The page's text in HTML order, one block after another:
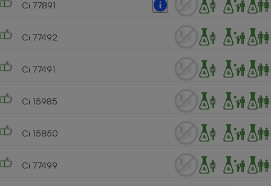
Ci 77891
Ci 77492
Ci 77491
Ci 15985
Ci 15850
Ci 77499